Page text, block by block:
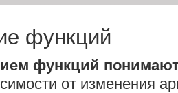
функций
функций
от изменения